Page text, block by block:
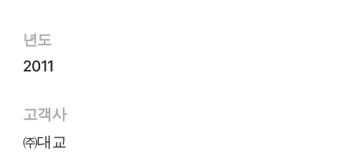
년도
2011
고객사
㈜대교